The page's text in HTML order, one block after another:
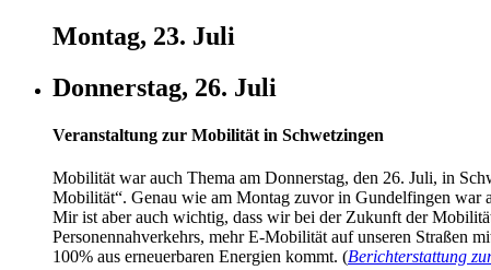
Montag, 23. Juli
Donnerstag, 26. Juli
Veranstaltung zur Mobilität in Schwetzingen
Mobilität war auch Thema am Donnerstag, den 26. Juli, in
Mobilität“. Genau wie am Montag zuvor in Gundelfingen war
Mir ist aber auch wichtig, dass wir bei der Zukunft der
Personennahverkehrs, mehr E-Mobilität auf unseren Straßen
100% aus erneuerbaren Energien kommt. (Berichterstattung